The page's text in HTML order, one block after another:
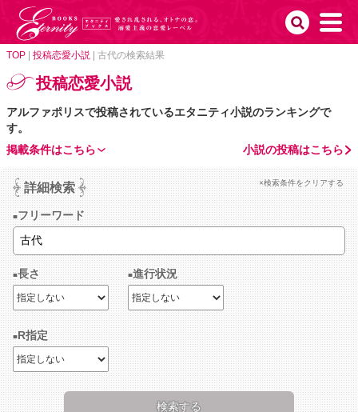
TOP 投稿恋愛小説 古代の検索結果
投稿恋愛小説
アルファポリスで投稿されているエタニティ小説のランキングで
す。
小説の投稿はこちら
掲載条件はこちら
詳細検索 ×検索条件をクリアする
フリーワード
長さ 進行状況
R指定